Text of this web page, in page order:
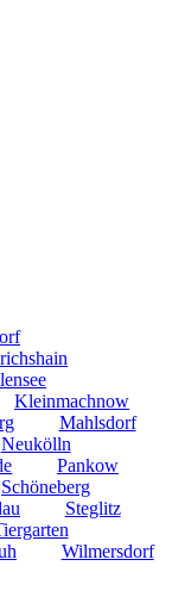
Kleinmachnow
Mahlsdorf
Neukölln
Pankow
Schöneberg
Steglitz
Wilmersdorf